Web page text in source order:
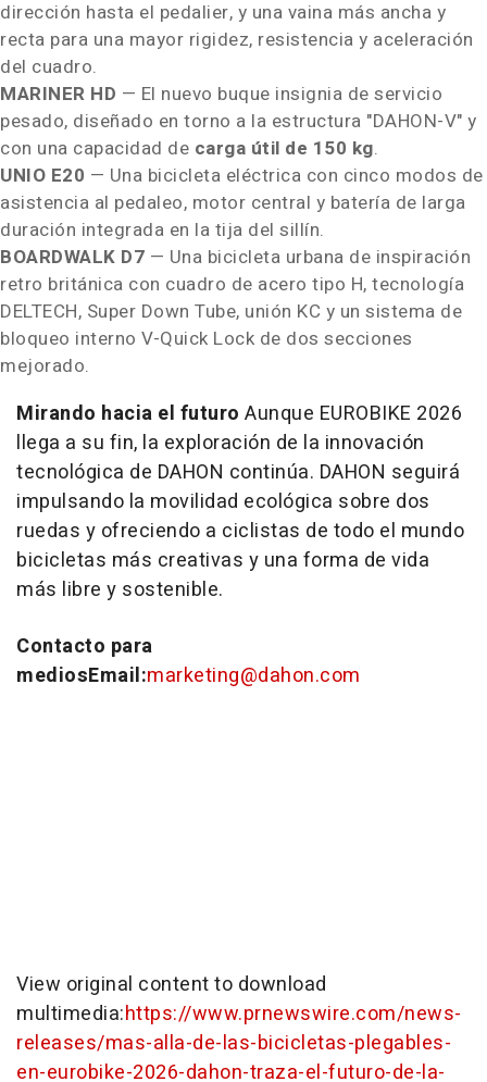
dirección hasta el pedalier, y una vaina más ancha y
recta para una mayor rigidez, resistencia y aceleración
del cuadro.
MARINER HD — El nuevo buque insignia de servicio
pesado, diseñado en torno a la estructura "DAHON-V" y
con una capacidad de carga útil de 150 kg.
UNIO E20 — Una bicicleta eléctrica con cinco modos de
asistencia al pedaleo, motor central y batería de larga
duración integrada en la tija del sillín.
BOARDWALK D7 — Una bicicleta urbana de inspiración
retro británica con cuadro de acero tipo H, tecnología
DELTECH, Super Down Tube, unión KC y un sistema de
bloqueo interno V-Quick Lock de dos secciones
mejorado.
Mirando hacia el futuro Aunque EUROBIKE 2026
llega a su fin, la exploración de la innovación
tecnológica de DAHON continúa. DAHON seguirá
impulsando la movilidad ecológica sobre dos
ruedas y ofreciendo a ciclistas de todo el mundo
bicicletas más creativas y una forma de vida
más libre y sostenible.
Contacto para
mediosEmail:marketing@dahon.com
View original content to download
multimedia:https://www.prnewswire.com/news-
releases/mas-alla-de-las-bicicletas-plegables-
en-eurobike-2026-dahon-traza-el-futuro-de-la-